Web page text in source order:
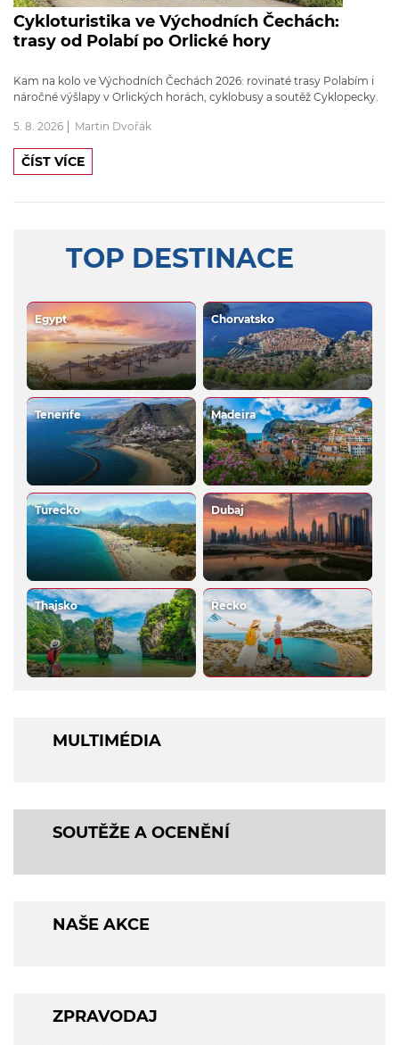
Cykloturistika ve Východních Čechách:
trasy od Polabí po Orlické hory
Kam na kolo ve Východních Čechách 2026: rovinaté trasy Polabím i
náročné výšlapy v Orlických horách, cyklobusy a soutěž Cyklopecky.
5. 8. 2026 Martin Dvořák
ČÍST VÍCE
TOP DESTINACE
Egypt Chorvatsko
Tenerife Madeira
Turecko Dubaj
Thajsko Řecko
MULTIMÉDIA
SOUTĚŽE A OCENĚNÍ
NAŠE AKCE
ZPRAVODAJ